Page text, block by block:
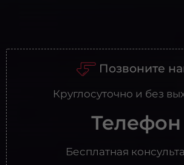
Позвоните
Круглосуточно и без
Телефон
Бесплатная